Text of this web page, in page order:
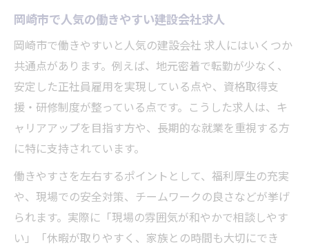
岡崎市で人気の働きやすい建設会社求人
岡崎市で働きやすいと人気の建設会社 求人にはいくつか
共通点があります。例えば、地元密着で転勤が少なく、
安定した正社員雇用を実現している点や、資格取得支
援・研修制度が整っている点です。こうした求人は、キ
ャリアアップを目指す方や、長期的な就業を重視する方
に特に支持されています。
働きやすさを左右するポイントとして、福利厚生の充実
や、現場での安全対策、チームワークの良さなどが挙げ
られます。実際に「現場の雰囲気が和やかで相談しやす
い」「休暇が取りやすく、家族との時間も大切にでき